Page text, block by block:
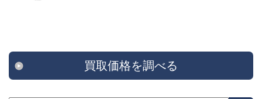
買取価格を調べる